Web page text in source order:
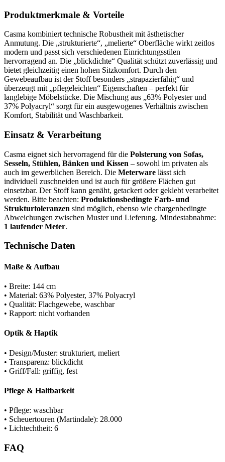
Produktmerkmale & Vorteile
Casma kombiniert technische Robustheit mit ästhetischer
Anmutung. Die „strukturierte“, „melierte“ Oberfläche wirkt zeitlos
modern und passt sich verschiedenen Einrichtungsstilen
hervorragend an. Die „blickdichte“ Qualität schützt zuverlässig und
bietet gleichzeitig einen hohen Sitzkomfort. Durch den
Gewebeaufbau ist der Stoff besonders „strapazierfähig“ und
überzeugt mit „pflegeleichten“ Eigenschaften – perfekt für
langlebige Möbelstücke. Die Mischung aus „63% Polyester und
37% Polyacryl“ sorgt für ein ausgewogenes Verhältnis zwischen
Komfort, Stabilität und Waschbarkeit.
Einsatz & Verarbeitung
Casma eignet sich hervorragend für die Polsterung von Sofas,
Sesseln, Stühlen, Bänken und Kissen – sowohl im privaten als
auch im gewerblichen Bereich. Die Meterware lässt sich
individuell zuschneiden und ist auch für größere Flächen gut
einsetzbar. Der Stoff kann genäht, getackert oder geklebt verarbeitet
werden. Bitte beachten: Produktionsbedingte Farb- und
Strukturtoleranzen sind möglich, ebenso wie chargenbedingte
Abweichungen zwischen Muster und Lieferung. Mindestabnahme:
1 laufender Meter.
Technische Daten
Maße & Aufbau
• Breite: 144 cm
• Material: 63% Polyester, 37% Polyacryl
• Qualität: Flachgewebe, waschbar
• Rapport: nicht vorhanden
Optik & Haptik
• Design/Muster: strukturiert, meliert
• Transparenz: blickdicht
• Griff/Fall: griffig, fest
Pflege & Haltbarkeit
• Pflege: waschbar
• Scheuertouren (Martindale): 28.000
• Lichtechtheit: 6
FAQ